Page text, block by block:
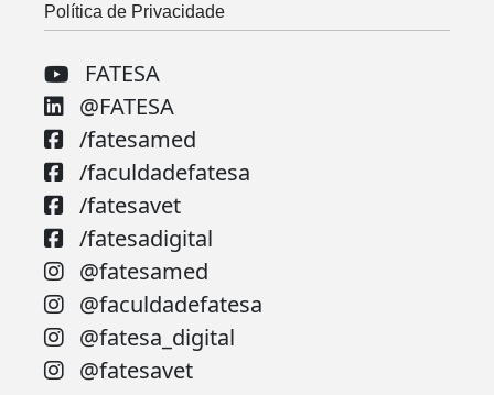
Política de Privacidade
FATESA
@FATESA
/fatesamed
/faculdadefatesa
/fatesavet
/fatesadigital
@fatesamed
@faculdadefatesa
@fatesa_digital
@fatesavet